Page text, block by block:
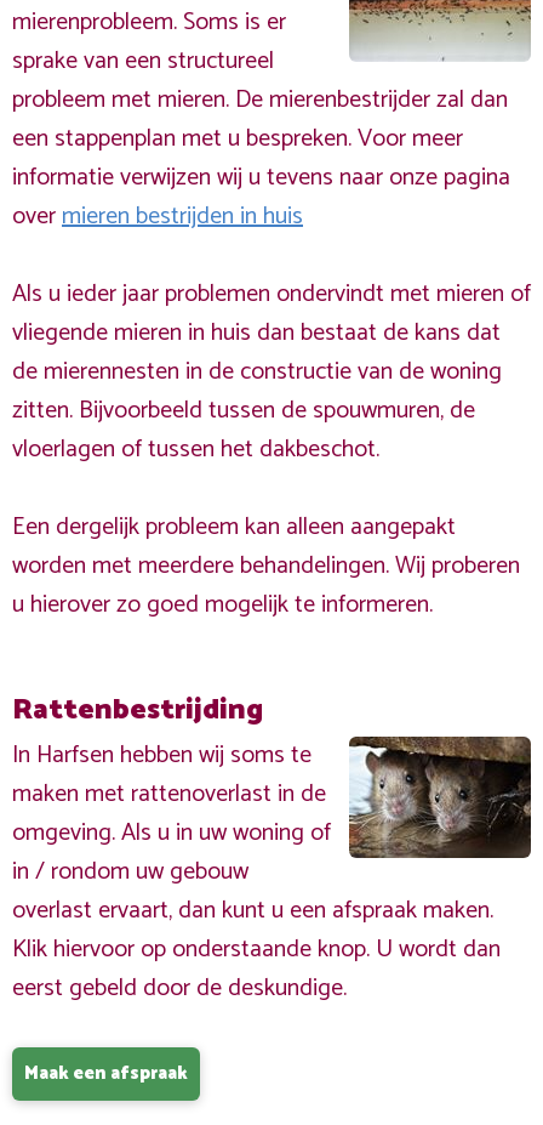
mierenprobleem. Soms is er
sprake van een structureel
probleem met mieren. De mierenbestrijder zal dan
een stappenplan met u bespreken. Voor meer
informatie verwijzen wij u tevens naar onze pagina
overmieren bestrijden in huis
Als u ieder jaar problemen ondervindt met mieren of
vliegende mieren in huis dan bestaat de kans dat
de mierennesten in de constructie van de woning
zitten. Bijvoorbeeld tussen de spouwmuren, de
vloerlagen of tussen het dakbeschot.
Een dergelijk probleem kan alleen aangepakt
worden met meerdere behandelingen. Wij proberen
u hierover zo goed mogelijk te informeren.
Rattenbestrijding
In Harfsen hebben wij soms te
maken met rattenoverlast in de
omgeving. Als u in uw woning of
in / rondom uw gebouw
overlast ervaart, dan kunt u een afspraak maken.
Klik hiervoor op onderstaande knop. U wordt dan
eerst gebeld door de deskundige.
Maak een afspraak